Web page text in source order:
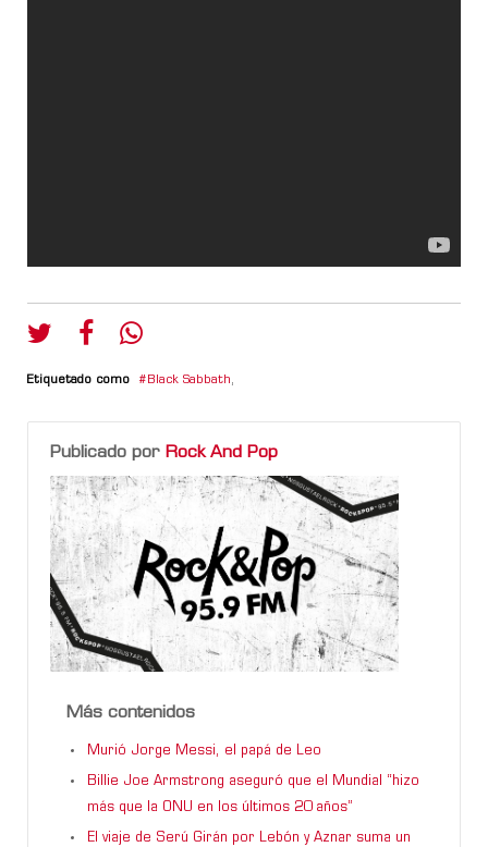
Etiquetado como Black Sabbath,
Publicado por Rock And Pop
Más contenidos
Murió Jorge Messi, el papá de Leo
Billie Joe Armstrong aseguró que el Mundial “hizo
más que la ONU en los últimos 20 años”
El viaje de Serú Girán por Lebón y Aznar suma un